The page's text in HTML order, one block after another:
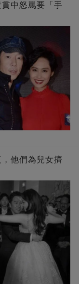
中怒罵要「手
他們為兒女擠